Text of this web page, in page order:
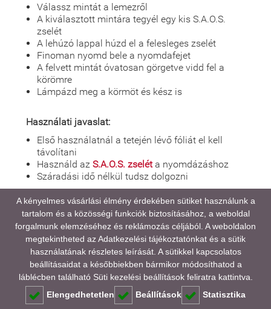
Válassz mintát a lemezről
A kiválasztott mintára tegyél egy kis S.A.O.S.
zselét
A lehúzó lappal húzd el a felesleges zselét
Finoman nyomd bele a nyomdafejet
A felvett mintát óvatosan görgetve vidd fel a
körömre
Lámpázd meg a körmöt és kész is
Használati javaslat:
Első használatnál a tetején lévő fóliát el kell
távolítani
Használd az S.A.O.S. zseléta nyomdázáshoz
Száradási idő nélkül tudsz dolgozni
A médiatartalmainkban megjelenő színek eltérhetnek
a valóságtól, kijelző és monitor beállításaitól,
valamint a környezeti fényviszonyoktól függően.
GYAKORI KÉRDÉSEK (FAQ)
A kényelmes vásárlási élmény érdekében sütiket használunk a
tartalom és a közösségi funkciók biztosításához, a weboldal
forgalmunk elemzéséhez és reklámozás céljából. A weboldalon
megtekintheted azAdatkezelési tájékoztatónkat és a sütik
használatának részletes leírását. A sütikkel kapcsolatos
beállításaidat a későbbiekben bármikor módosíthatod a
láblécben található Süti kezelési beállítások feliratra kattintva.
Elengedhetetlen
Beállítások Statisztika